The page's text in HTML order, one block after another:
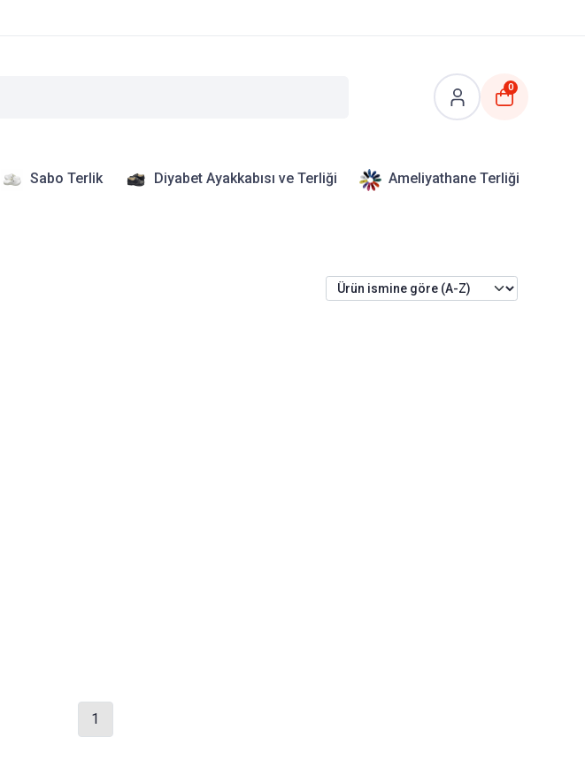
0
Sabo Terlik Diyabet Ayakkabısı ve Terliği Ameliyathane Terliği
1